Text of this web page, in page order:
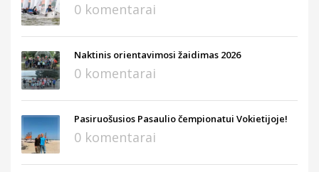
0 komentarai
Naktinis orientavimosi žaidimas 2026
0 komentarai
Pasiruošusios Pasaulio čempionatui Vokietijoje!
0 komentarai